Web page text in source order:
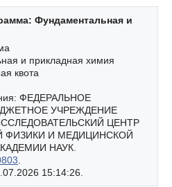
Фундаментальная и
и прикладная химия
квота
ФЕДЕРАЛЬНОЕ
УЧРЕЖДЕНИЕ
ЦЕНТР
ФИЗИКИ И МЕДИЦИНСКОЙ
НАУК.
15:14:26.